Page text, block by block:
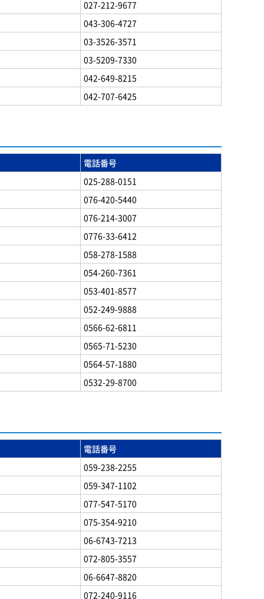
027-212-9677
043-306-4727
03-3526-3571
03-5209-7330
042-649-8215
042-707-6425
電話番号
025-288-0151
076-420-5440
076-214-3007
0776-33-6412
058-278-1588
054-260-7361
053-401-8577
052-249-9888
0566-62-6811
0565-71-5230
0564-57-1880
0532-29-8700
電話番号
059-238-2255
059-347-1102
077-547-5170
075-354-9210
06-6743-7213
072-805-3557
06-6647-8820
072-240-9116